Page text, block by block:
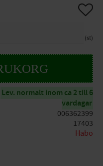
st
Lägg
Lev. normalt inom ca 2 till 6
vardagar
006362399
17403
Habo